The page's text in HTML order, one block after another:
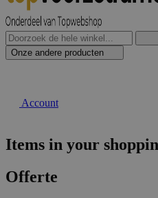
Onze andere producten
Account
Items in your
Offerte